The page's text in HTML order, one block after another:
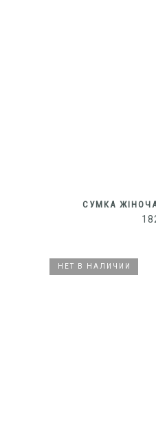
СУМКА
НЕТ В НАЛИЧИИ
НЕТ В НАЛИЧИИ